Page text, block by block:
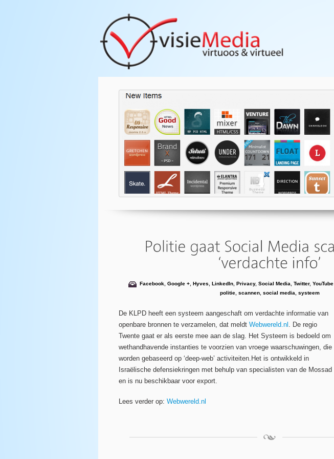
Facebook, Google +, Hyves LinkedIn, Privacy, Social Media Twitter, YouTube
politie, scannen, social media systeem
De KLPD heeft een systeem aangeschaft om verdachte informatie van
openbare bronnen te verzamelen, dat meldt Webwereld.nl . De regio
Twente gaat er als eerste mee aan de slag. Het Systeem is bedoeld om
wethandhavende instanties te voorzien van vroege waarschuwingen, die
worden gebaseerd op ‘deep-web’ activiteiten.Het is ontwikkeld in
Israëlische defensiekringen met behulp van specialisten van de Mossad
en is nu beschikbaar voor export.
Lees verder op: Webwereld.nl